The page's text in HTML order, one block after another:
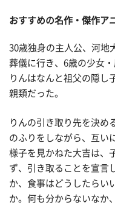
おすすめの名作・傑作ア
30歳独身の主人公、河地
葬儀に行き、6歳の少女
りんはなんと祖父の隠し
親類だった。
りんの引き取り先を決め
のふりをしながら、互い
様子を見かねた大吉は、
ず、引き取ることを宣言
か、食事はどうしたらい
か。何も分からないなか